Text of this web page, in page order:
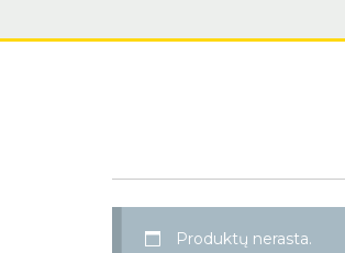
Produktų nerasta.